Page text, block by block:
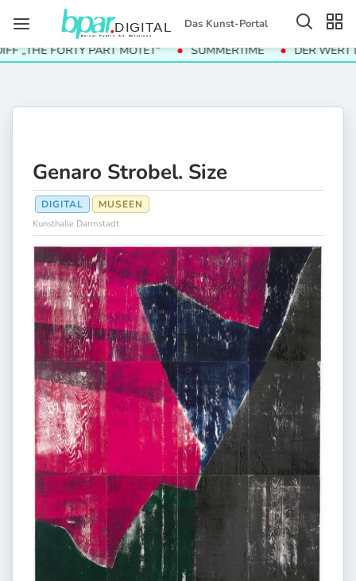
Das Kunst-Portal
FORTY PART MOTET“ SUMMERTIME DER WERT DER
Genaro Strobel. Size
DIGITAL MUSEEN
Kunsthalle Darmstadt